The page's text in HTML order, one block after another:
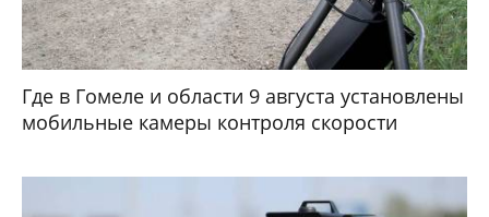
Где в Гомеле и области 9 августа установлены
мобильные камеры контроля скорости